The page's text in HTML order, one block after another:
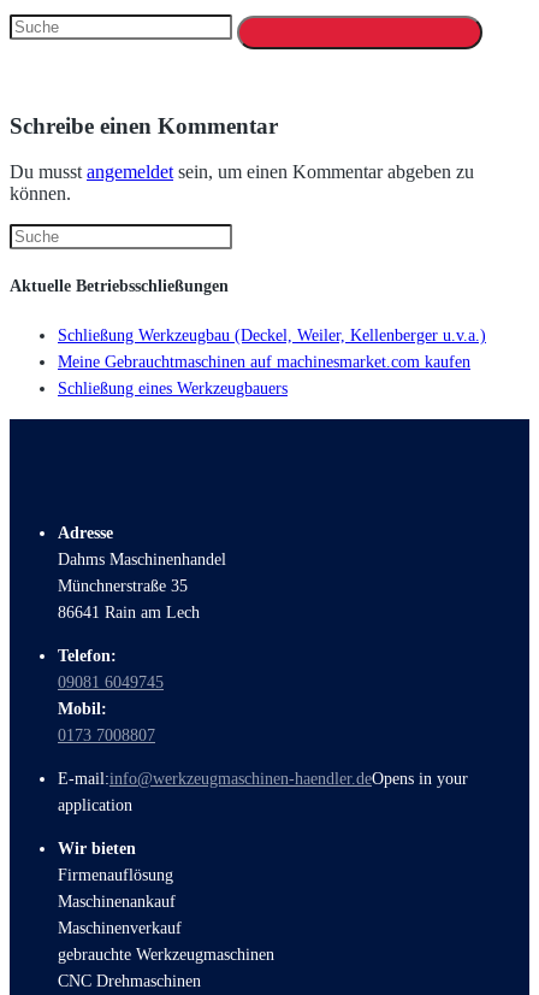
Schreibe einen Kommentar
Du musstangemeldetsein, um einen Kommentar abgeben zu
können.
Aktuelle Betriebsschließungen
Schließung Werkzeugbau (Deckel, Weiler, Kellenberger u.v.a.)
Meine Gebrauchtmaschinen auf machinesmarket.com kaufen
Schließung eines Werkzeugbauers
Adresse
Dahms Maschinenhandel
Münchnerstraße 35
86641 Rain am Lech
Telefon:
09081 6049745
Mobil:
0173 7008807
E-mail:info@werkzeugmaschinen-haendler.deOpens in your
application
Wir bieten
Firmenauflösung
Maschinenankauf
Maschinenverkauf
gebrauchte Werkzeugmaschinen
CNC Drehmaschinen